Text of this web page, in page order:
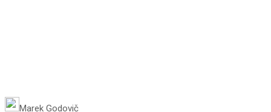
Marek Godovič